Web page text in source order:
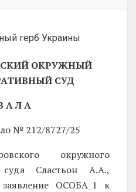
ОКРУЖНЫЙ
СУД
А Л А
№ 212/8727/25
окружного
суда Сластьон А.А.,
ОСОБА_1 к